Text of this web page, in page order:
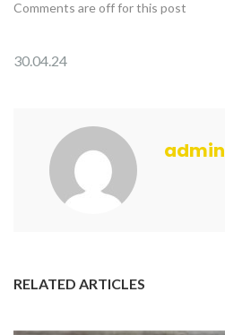
Comments are off for this post
30.04.24
admin
RELATED ARTICLES